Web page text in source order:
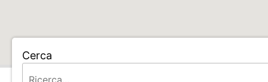
Cerca
Home ALLEVAMENTO